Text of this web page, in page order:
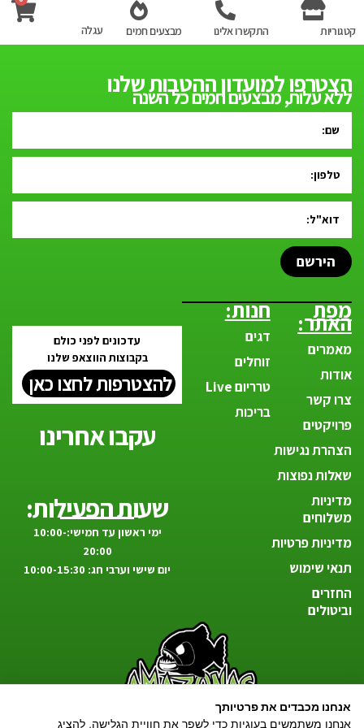
קטגוריות התקשרו אלינו מבצעים חמים עגלה
הצטרפו למועדון ההטבות שלנו
ללא עלות, מבצעים חמים כל השנה
הירשם
מפת
האתר:
מאמרים
אודות
צרו קשר
פרויקטים
הצהרת נגישות
שאלות נפוצות
מדיניות
משלוחים
מדיניות פרטיות
תנאי שימוש
החזרים
וביטולים
חנות:
דגים
זוחלים
טרריום Live
בריכות
עדכונים לפני כולם
בקבוצות הווצאפ שלנו
להצטרפות לחצו כאן
עקבו אחרינו
שעות הפעילות:
ימי ראשון עד חמישי:10:00-
20:00
יום שישי וערבי חג: 10:00-15:30
הטבע אצלך בסלון!אנחנו מכבדים את פרטיותך
אנחנו משתמשים בעוגיות כדי לשפר את חוויית הגלישה, להציג